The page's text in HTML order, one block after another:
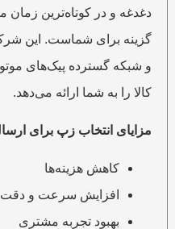
دغدغه و در کوتاه‌ترین زمان
گزینه برای شماست. این
و شبکه گسترده پیک‌های
کالا را به شما ارائه می‌دهد.
مزایای انتخاب زپ برای
کاهش هزینه‌ها
افزایش سرعت و دقت
بهبود تجربه مشتری